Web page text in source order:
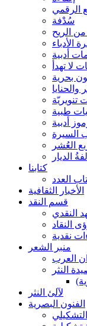
الرقمي
سُدْفة
الريح
الأدباء
أدبية
لا تهدأ
بحرية
تنويريّة
طبية
أدبية
السيرة
العُشر
أُلفةُ الديار
كتابنا
العدد
الأخبار الثقافية
قسم النقد
النقدي
النقاد
نقدية
منبر الشعر
العرب
النثر
لآلئ النثر
الفنون البصرية
التشكيلي